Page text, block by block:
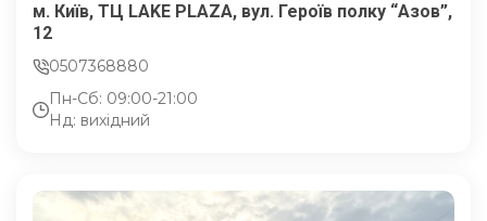
м. Київ, ТЦ LAKE PLAZA, вул. Героїв полку “Азов”,
12
0507368880
Пн-Сб: 09:00-21:00
Нд: вихідний